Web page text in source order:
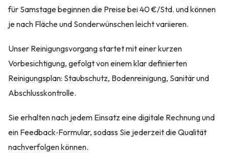
für Samstage beginnen die Preise bei 40 €/Std. und können
je nach Fläche und Sonderwünschen leicht variieren.
Unser Reinigungsvorgang startet mit einer kurzen
Vorbesichtigung, gefolgt von einem klar definierten
Reinigungsplan: Staubschutz, Bodenreinigung, Sanitär und
Abschlusskontrolle.
Sie erhalten nach jedem Einsatz eine digitale Rechnung und
ein Feedback‑Formular, sodass Sie jederzeit die Qualität
nachverfolgen können.